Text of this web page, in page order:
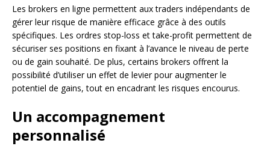
Les brokers en ligne permettent aux traders indépendants de
gérer leur risque de manière efficace grâce à des outils
spécifiques. Les ordres stop-loss et take-profit permettent de
sécuriser ses positions en fixant à l’avance le niveau de perte
ou de gain souhaité. De plus, certains brokers offrent la
possibilité d’utiliser un effet de levier pour augmenter le
potentiel de gains, tout en encadrant les risques encourus.
Un accompagnement
personnalisé